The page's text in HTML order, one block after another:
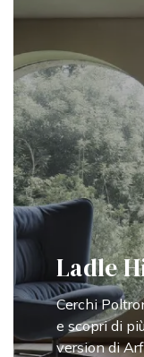
Ladle
Cerchi
e scopri di
version di